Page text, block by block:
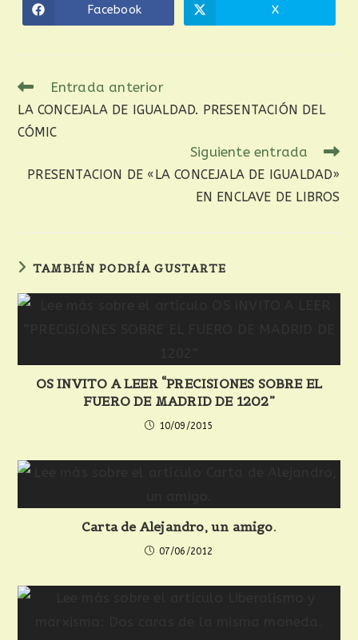
Facebook X
Entrada anterior
LA CONCEJALA DE IGUALDAD. PRESENTACIÓN DEL
CÓMIC
Siguiente entrada
PRESENTACION DE «LA CONCEJALA DE IGUALDAD»
EN ENCLAVE DE LIBROS
TAMBIÉN PODRÍA GUSTARTE
OS INVITO A LEER “PRECISIONES SOBRE EL
FUERO DE MADRID DE 1202”
10/09/2015
Carta de Alejandro, un amigo.
07/06/2012